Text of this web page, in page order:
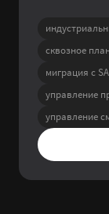
сквозное
миграция с
управление
управление